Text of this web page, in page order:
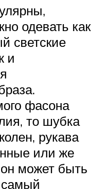
одевать как
светские
и
фасона
то шубка
рукава
или же
может быть
самый